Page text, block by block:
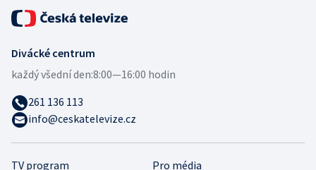
TV program
Pro média
Divácké centrum
každý všední den:8:00—16:00 hodin
261 136 113
info@ceskatelevize.cz